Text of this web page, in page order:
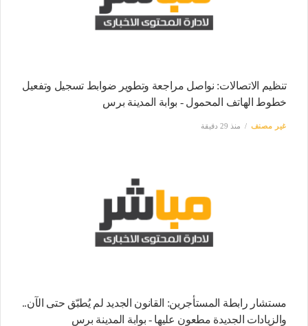
تنظيم الاتصالات: نواصل مراجعة وتطوير ضوابط تسجيل وتفعيل
خطوط الهاتف المحمول - بوابة المدينة برس
غير مصنف منذ 29 دقيقة
مستشار رابطة المستأجرين: القانون الجديد لم يُطبّق حتى الآن..
والزيادات الجديدة مطعون عليها - بوابة المدينة برس